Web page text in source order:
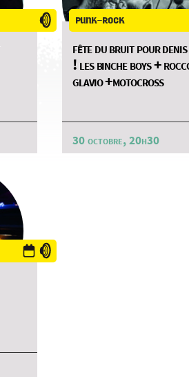
punk-rock
fête du bruit pour denis
! les binche boys +
glavio +motocross
30 octobre, 20h30